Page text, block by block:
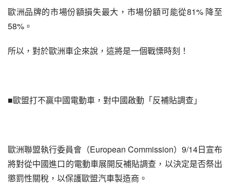
歐洲品牌的市場份額損失最大，市場份額可能從81% 降至
58%。
所以，對於歐洲車企來說，這將是一個戰慄時刻！
■歐盟打不贏中國電動車，對中國啟動「反補貼調查」
歐洲聯盟執行委員會（European Commission）9/14日宣布
將對從中國進口的電動車展開反補貼調查，以決定是否祭出
懲罰性關稅，以保護歐盟汽車製造商。